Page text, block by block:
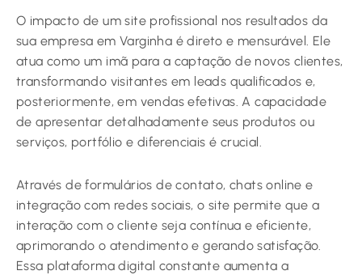
O impacto de um site profissional nos resultados da
sua empresa em Varginha é direto e mensurável. Ele
atua como um imã para a captação de novos clientes,
transformando visitantes em leads qualificados e,
posteriormente, em vendas efetivas. A capacidade
de apresentar detalhadamente seus produtos ou
serviços, portfólio e diferenciais é crucial.
Através de formulários de contato, chats online e
integração com redes sociais, o site permite que a
interação com o cliente seja contínua e eficiente,
aprimorando o atendimento e gerando satisfação.
Essa plataforma digital constante aumenta a